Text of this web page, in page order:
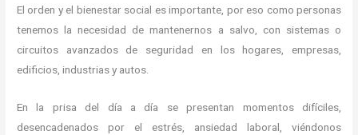
El orden y el bienestar social es importante, por eso como personas
tenemos la necesidad de mantenernos a salvo, con sistemas o
circuitos avanzados de seguridad en los hogares, empresas,
edificios, industrias y autos.
En la prisa del día a día se presentan momentos difíciles,
desencadenados por el estrés, ansiedad laboral, viéndonos